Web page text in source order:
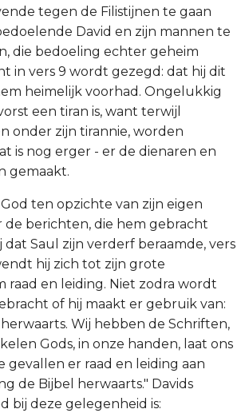
tegen de Filistijnen te gaan
David en zijn mannen te
die bedoeling echter geheim
in vers 9 wordt gezegd: dat hij dit
heimelijk voorhad. Ongelukkig
een tiran is, want terwijl
onder zijn tirannie, worden
is nog erger - er de dienaren en
gemaakt.
ten opzichte van zijn eigen
de berichten, die hem gebracht
dat Saul zijn verderf beraamde, vers
hij zich tot zijn grote
raad en leiding. Niet zodra wordt
of hij maakt er gebruik van:
Wij hebben de Schriften,
Gods, in onze handen, laat ons
gevallen er raad en leiding aan
de Bijbel herwaarts." Davids
bij deze gelegenheid is: